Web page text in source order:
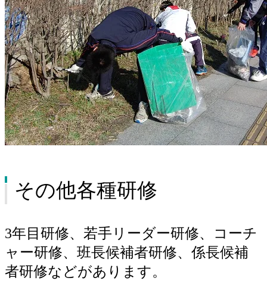
その他各種研修
3年目研修、若手リーダー研修、コーチ
ャー研修、班長候補者研修、係長候補
者研修などがあります。